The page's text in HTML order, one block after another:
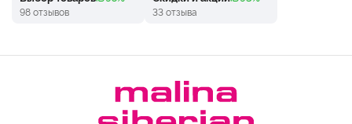
98 отзывов 33 отзыва